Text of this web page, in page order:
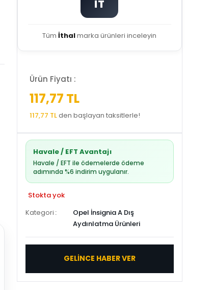
İT
Tümİthalmarka ürünleri inceleyin
Ürün Fiyatı :
117,77 TL
117,77 TLden başlayan taksitlerle!
Havale / EFT Avantajı
Havale / EFT ile ödemelerde ödeme
adımında %6 indirim uygulanır.
Stokta yok
Kategori
Opel İnsignia A Dış
Aydınlatma Ürünleri
GELİNCE HABER VER